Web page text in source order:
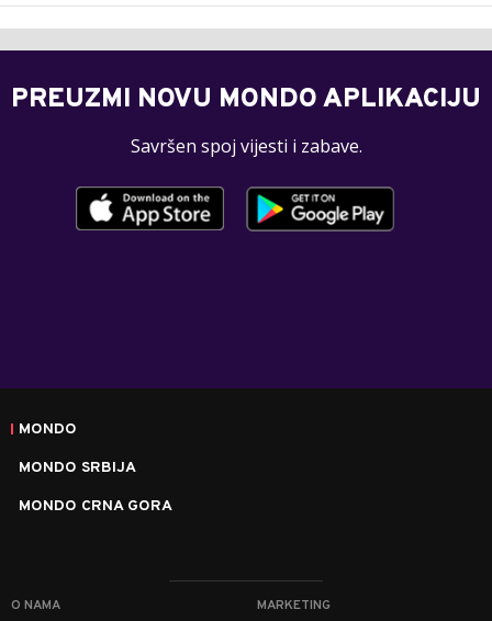
PREUZMI NOVU MONDO APLIKACIJU
Savršen spoj vijesti i zabave.
MONDO
MONDO SRBIJA
MONDO CRNA GORA
O NAMA MARKETING